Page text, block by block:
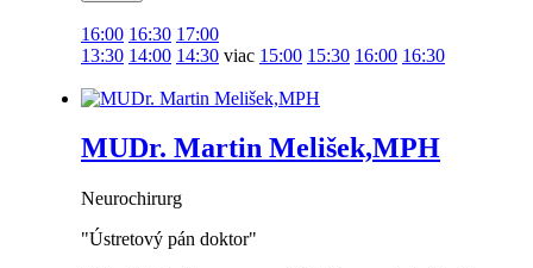
16:00 16:30 17:00
13:30 14:00 14:30 viac 15:00 15:30 16:00 16:30
MUDr. Martin Melišek,MPH
Neurochirurg
"Ústretový pán doktor"